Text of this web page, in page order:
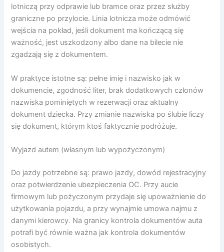
lotniczą przy odprawie lub bramce oraz przez służby
graniczne po przylocie. Linia lotnicza może odmówić
wejścia na pokład, jeśli dokument ma kończącą się
ważność, jest uszkodzony albo dane na bilecie nie
zgadzają się z dokumentem.
W praktyce istotne są: pełne imię i nazwisko jak w
dokumencie, zgodność liter, brak dodatkowych członów
nazwiska pominiętych w rezerwacji oraz aktualny
dokument dziecka. Przy zmianie nazwiska po ślubie liczy
się dokument, którym ktoś faktycznie podróżuje.
Wyjazd autem (własnym lub wypożyczonym)
Do jazdy potrzebne są: prawo jazdy, dowód rejestracyjny
oraz potwierdzenie ubezpieczenia OC. Przy aucie
firmowym lub pożyczonym przydaje się upoważnienie do
użytkowania pojazdu, a przy wynajmie umowa najmu z
danymi kierowcy. Na granicy kontrola dokumentów auta
potrafi być równie ważna jak kontrola dokumentów
osobistych.